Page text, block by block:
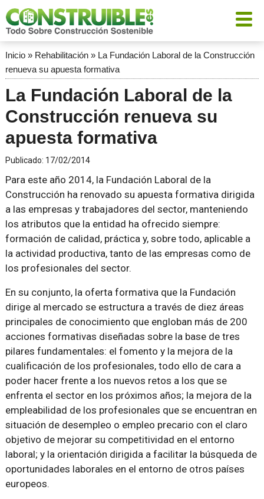
Inicio» Rehabilitación» La Fundación Laboral de la Construcción
renueva su apuesta formativa
La Fundación Laboral de la
Construcción renueva su
apuesta formativa
Publicado: 17/02/2014
Para este año 2014, la Fundación Laboral de la
Construcción ha renovado su apuesta formativa dirigida
a las empresas y trabajadores del sector, manteniendo
los atributos que la entidad ha ofrecido siempre:
formación de calidad, práctica y, sobre todo, aplicable a
la actividad productiva, tanto de las empresas como de
los profesionales del sector.
En su conjunto, la oferta formativa que la Fundación
dirige al mercado se estructura a través de diez áreas
principales de conocimiento que engloban más de 200
acciones formativas diseñadas sobre la base de tres
pilares fundamentales: el fomento y la mejora de la
cualificación de los profesionales, todo ello de cara a
poder hacer frente a los nuevos retos a los que se
enfrenta el sector en los próximos años; la mejora de la
empleabilidad de los profesionales que se encuentran en
situación de desempleo o empleo precario con el claro
objetivo de mejorar su competitividad en el entorno
laboral; y la orientación dirigida a facilitar la búsqueda de
oportunidades laborales en el entorno de otros países
europeos.